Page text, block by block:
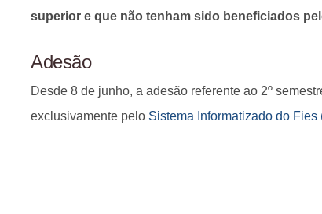
superior e que não tenham sido beneficiados
Adesão
Desde 8 de junho, a adesão referente ao 2º
exclusivamente pelo Sistema Informatizado do